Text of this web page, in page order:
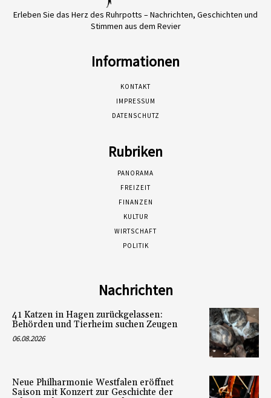
Erleben Sie das Herz des Ruhrpotts – Nachrichten, Geschichten und
Stimmen aus dem Revier
Informationen
KONTAKT
IMPRESSUM
DATENSCHUTZ
Rubriken
PANORAMA
FREIZEIT
FINANZEN
KULTUR
WIRTSCHAFT
POLITIK
Nachrichten
41 Katzen in Hagen zurückgelassen:
Behörden und Tierheim suchen Zeugen
06.08.2026
Neue Philharmonie Westfalen eröffnet
Saison mit Konzert zur Geschichte der